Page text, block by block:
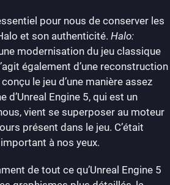
pour nous de conserver les
et son authenticité. Halo:
modernisation du jeu classique
également d’une reconstruction
le jeu d’une manière assez
d’Unreal Engine 5, qui est un
vient se superposer au moteur
présent dans le jeu. C’était
à nos yeux.
de tout ce qu’Unreal Engine 5